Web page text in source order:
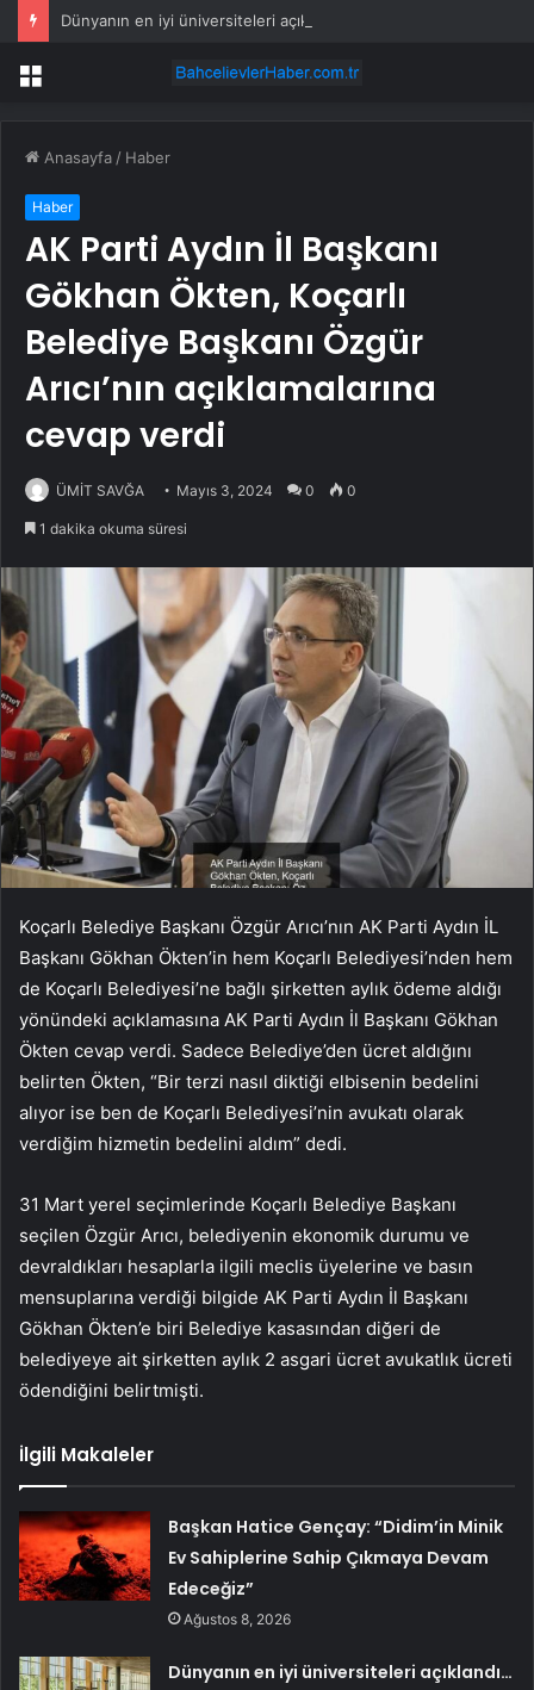
Menü
Anasayfa / Haber
Haber
AK Parti Aydın İl Başkanı
Gökhan Ökten, Koçarlı
Belediye Başkanı Özgür
Arıcı’nın açıklamalarına
cevap verdi
ÜMİT SAVĞA Mayıs 3, 2024 0 0
1 dakika okuma süresi
Koçarlı Belediye Başkanı Özgür Arıcı’nın AK Parti Aydın İL
Başkanı Gökhan Ökten’in hem Koçarlı Belediyesi’nden hem
de Koçarlı Belediyesi’ne bağlı şirketten aylık ödeme aldığı
yönündeki açıklamasına AK Parti Aydın İl Başkanı Gökhan
Ökten cevap verdi. Sadece Belediye’den ücret aldığını
belirten Ökten, “Bir terzi nasıl diktiği elbisenin bedelini
alıyor ise ben de Koçarlı Belediyesi’nin avukatı olarak
verdiğim hizmetin bedelini aldım” dedi.
31 Mart yerel seçimlerinde Koçarlı Belediye Başkanı
seçilen Özgür Arıcı, belediyenin ekonomik durumu ve
devraldıkları hesaplarla ilgili meclis üyelerine ve basın
mensuplarına verdiği bilgide AK Parti Aydın İl Başkanı
Gökhan Ökten’e biri Belediye kasasından diğeri de
belediyeye ait şirketten aylık 2 asgari ücret avukatlık ücreti
ödendiğini belirtmişti.
İlgili Makaleler
Başkan Hatice Gençay: “Didim’in Minik
Ev Sahiplerine Sahip Çıkmaya Devam
Edeceğiz”
Ağustos 8, 2026
Dünyanın en iyi üniversiteleri açıklandı…